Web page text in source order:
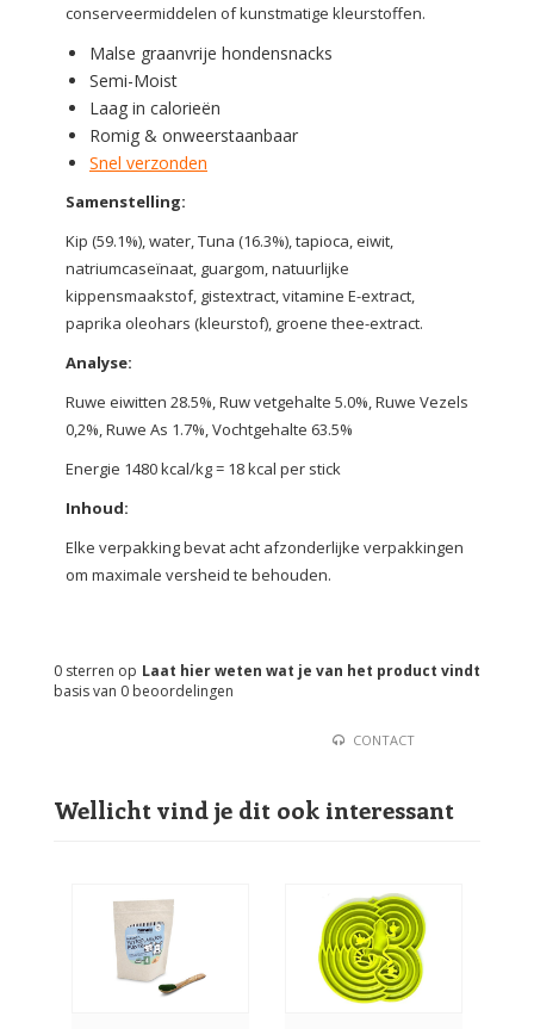
conserveermiddelen of kunstmatige kleurstoffen.
Malse graanvrije hondensnacks
Semi-Moist
Laag in calorieën
Romig & onweerstaanbaar
Snel verzonden
Samenstelling:
Kip (59.1%), water, Tuna (16.3%), tapioca, eiwit,
natriumcaseïnaat, guargom, natuurlijke
kippensmaakstof, gistextract, vitamine E-extract,
paprika oleohars (kleurstof), groene thee-extract.
Analyse:
Ruwe eiwitten 28.5%, Ruw vetgehalte 5.0%, Ruwe Vezels
0,2%, Ruwe As 1.7%, Vochtgehalte 63.5%
Energie 1480 kcal/kg = 18 kcal per stick
Inhoud:
Elke verpakking bevat acht afzonderlijke verpakkingen
om maximale versheid te behouden.
Laat hier weten wat je van het product vindt
0 sterren op
basis van 0 beoordelingen
CONTACT
Wellicht vind je dit ook interessant